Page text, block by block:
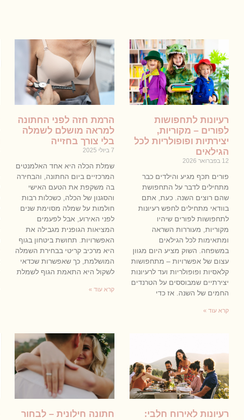
רעיונות לתחפושות
לפורים – מקוריות,
יצירתיות ופופולריות לכל
הגילאים
12 בפברואר 2026
פורים תכף מגיע והילדים כבר
מתחילים לדבר על התחפושת
שהם רוצים השנה. כעת, אתם
בוודאי מתחילים לחפש רעיונות
לתחפושות לפורים שיהיו
מקוריות, מעוררות השראה
ומתאימות לכל הגילאים
במשפחה. השוק מציע היום מגוון
עצום של אפשרויות – מתחפושות
קלאסיות ופופולריות ועד לרעיונות
יצירתיים שמבוססים על הטרנדים
החמים של השנה. אז כדי
קרא עוד »
הרמת חזה לפני החתונה
למראה מושלם לשמלה
בלי צורך בחזייה
7 ביולי 2025
שמלת הכלה היא אחד האלמנטים
המרכזיים ביום החתונה, והבחירה
בה משקפת את הטעם האישי
והסגנון של הכלה, כשכלות רבות
חולמות על שמלה מסוימת שנים
לפני האירוע, אבל לפעמים
המציאות הגופנית מגבילה את
האפשרויות. תחושת ביטחון בגוף
היא מרכיב קריטי בבחירת השמלה
המושלמת, כך שאפשרות שכדאי
לשקול היא התאמת הגוף לשמלת
קרא עוד »
רעיונות לאירוח חלבי:
חתונה חילונית – לבחור